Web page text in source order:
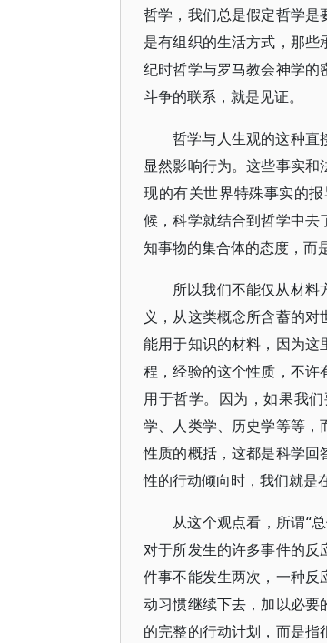
哲学，我们总是假定哲学
是有组织的生活方式，那
纪时哲学与罗马教会神学
斗争的联系，就是见证。
哲学与人生观的这种直
显然影响行为。这些事实
现的有关世界特殊事实的
候，科学就结合到哲学中
知事物的集合体的态度，而
所以我们不能仅从材料
义，从这类概念所含蓄的
能用于知识的材料，因为
程，经验的这个性质，不
用于哲学。因为，如果我
学、人类学、历史学等等
性质的概括，这都是科学回
性的行动倾向时，我们就是
从这个观点看，所谓“
对于所发生的许多事件的
件事不能发生两次，一种
动习惯继续下去，加以必
的完整的行动计划，而是指